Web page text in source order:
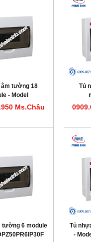
âm tường 18
- Model
Ms.Châu
Tủ
tường 6 module
Tủ
-